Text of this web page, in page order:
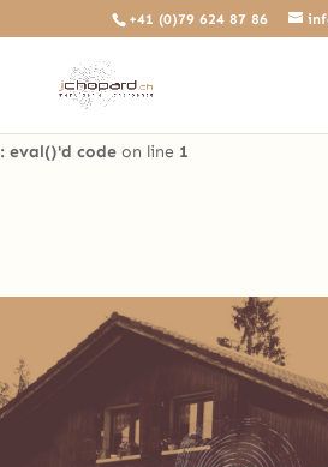
Deprecated: The predefined locally
variable is deprecated, call
instead in
: eval()'d code on line 1
+41 (0)79 624 87 86